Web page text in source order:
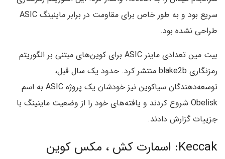
سریع بود و به طور خاص برای مقاومت در برابر ماینینگ ASIC
طراحی نشده بود.
بیت مین تعدادی ماینر ASIC برای کوین‌های مبتنی بر الگوریتم
رمزنگاری blake2b منتشر کرد. حدود یک سال قبل،
توسعه‌دهندگان سیاکوین نیز خودشان یک پروژه ASIC به اسم
Obelisk شروع کردند و یافته‌های خود را از وضعیت ماینینگ با
جزییات گزارش دادند.
Keccak: اسمارت کش ، مکس کوین